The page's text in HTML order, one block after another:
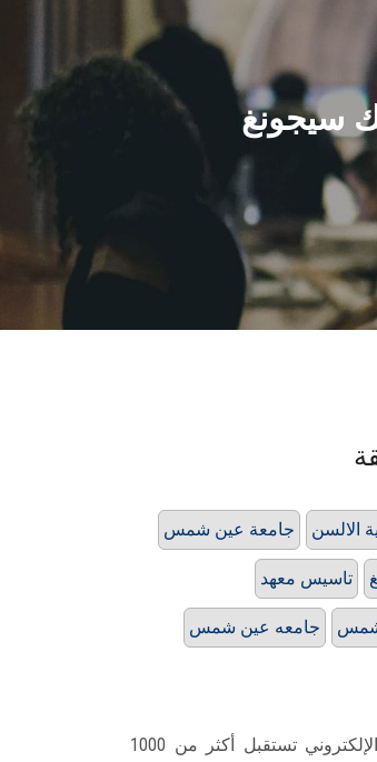
سيجونغ
جامعة عين شمس الالسن
تاسيس معهد
جامعه عين شمس شمس
معامل التنسيق الإلكتروني تستقبل أكثر من 1000